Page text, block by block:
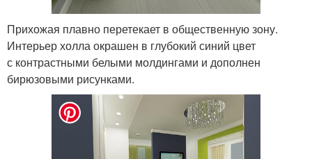
Прихожая плавно перетекает в общественную зону.
Интерьер холла окрашен в глубокий синий цвет
с контрастными белыми молдингами и дополнен
бирюзовыми рисунками.